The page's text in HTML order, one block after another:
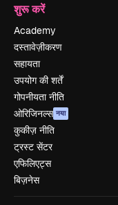
शुरू करें
Academy
दस्तावेज़ीकरण
सहायता
उपयोग की शर्तें
गोपनीयता नीति
ओरिजिनल्स नया
कुकीज़ नीति
ट्रस्ट सेंटर
एफिलिएट्स
बिज़नेस